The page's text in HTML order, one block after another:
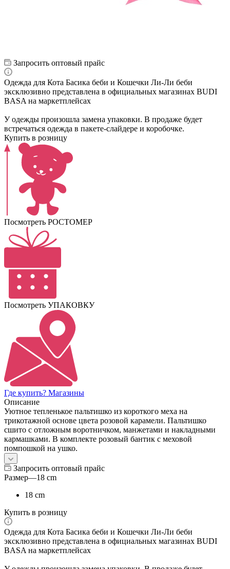
Запросить оптовый прайс
Одежда для Кота Басика беби и Кошечки Ли-Ли беби
эксклюзивно представлена в официальных магазинах BUDI
BASA на маркетплейсах
У одежды произошла замена упаковки. В продаже будет
встречаться одежда в пакете-слайдере и коробочке.
Купить в розницу
Посмотреть РОСТОМЕР
Посмотреть УПАКОВКУ
Где купить? Магазины
Описание
Уютное тепленькое пальтишко из короткого меха на
трикотажной основе цвета розовой карамели. Пальтишко
сшито с отложным воротничком, манжетами и накладными
кармашками. В комплекте розовый бантик с меховой
помпошкой на ушко.
Запросить оптовый прайс
Размер—18 cm
18 cm
Купить в розницу
Одежда для Кота Басика беби и Кошечки Ли-Ли беби
эксклюзивно представлена в официальных магазинах BUDI
BASA на маркетплейсах